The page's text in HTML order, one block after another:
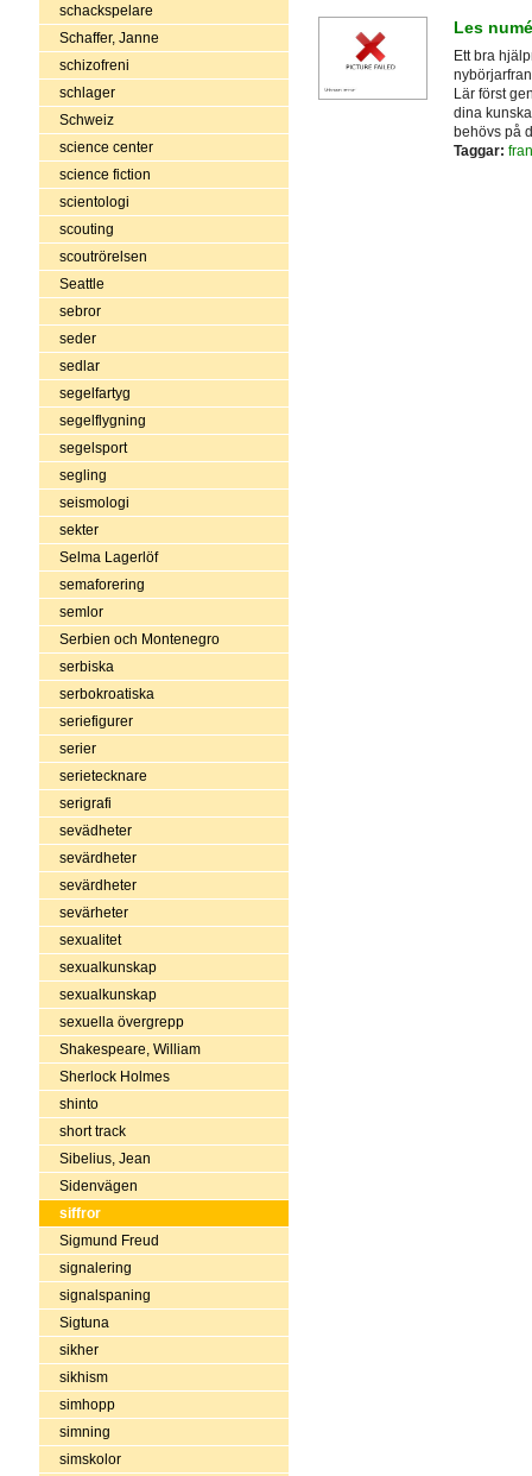
schackspelare
Schaffer, Janne
schizofreni
schlager
Schweiz
science center
science fiction
scientologi
scouting
scoutrörelsen
Seattle
sebror
seder
sedlar
segelfartyg
segelflygning
segelsport
segling
seismologi
sekter
Selma Lagerlöf
semaforering
semlor
Serbien och Montenegro
serbiska
serbokroatiska
seriefigurer
serier
serietecknare
serigrafi
sevädheter
sevärdheter
sevärdheter
sevärheter
sexualitet
sexualkunskap
sexualkunskap
sexuella övergrepp
Shakespeare, William
Sherlock Holmes
shinto
short track
Sibelius, Jean
Sidenvägen
siffror
Sigmund Freud
signalering
signalspaning
Sigtuna
sikher
sikhism
simhopp
simning
simskolor
Les
Ett bra
Lär först
dina
behövs på
Taggar: